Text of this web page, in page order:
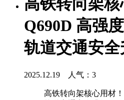
高铁转向架核
Q690D 高强
轨道交通安全
2025.12.19 人气： 3
高铁转向架核心用材